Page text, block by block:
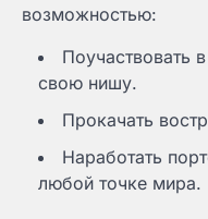
возможностью:
Поучаствовать
свою нишу.
Прокачать
Наработать
любой точке мира.